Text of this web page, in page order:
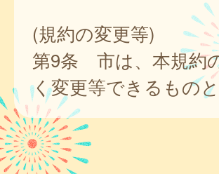
(規約の変更等)
第9条 市は、本規約
く変更等できるもの